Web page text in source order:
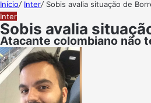
Início/ Inter/ Sobis avalia situação de
Inter
Sobis avalia
Atacante colombiano não